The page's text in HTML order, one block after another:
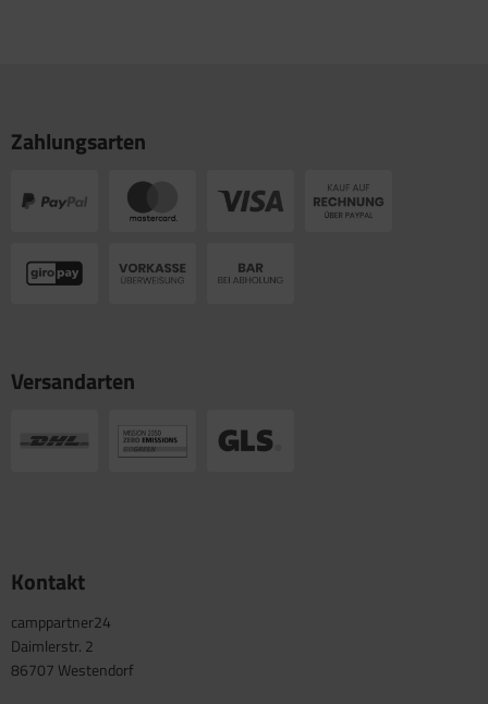
Zahlungsarten
Versandarten
Kontakt
camppartner24
Daimlerstr. 2
86707 Westendorf